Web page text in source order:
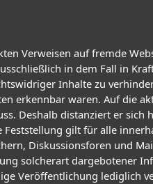
Verweisen auf fremde
in dem Fall in
Inhalte zu
erkennbar waren. Auf die
Deshalb distanziert er
Feststellung gilt für alle
Diskussionsforen und
solcherart dargebotener
Veröffentlichung lediglich